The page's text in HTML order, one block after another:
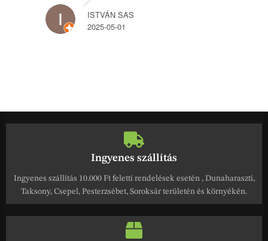
ISTVÁN SAS
2025-05-01
Ingyenes szállítás
Ingyenes szállítás 10.000 Ft feletti rendelések esetén , Dunaharaszti,
Taksony, Csepel, Pesterzsébet, Soroksár területén és környékén.